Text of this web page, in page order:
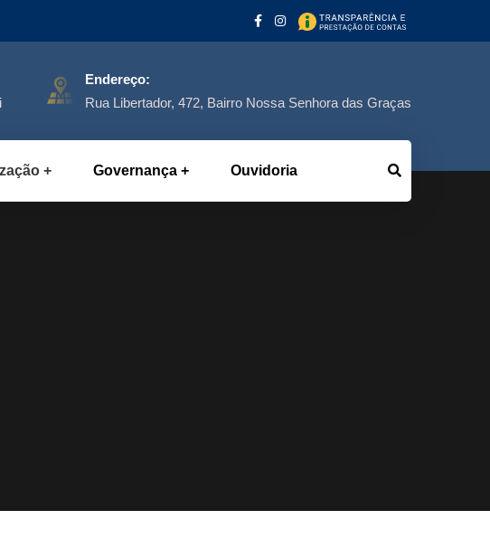
Endereço:
Rua Libertador, 472, Bairro Nossa Senhora das Graças
Governança Ouvidoria